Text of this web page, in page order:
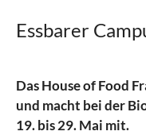
Essbarer
Das House of Food
und macht bei der
19. bis 29. Mai mit.